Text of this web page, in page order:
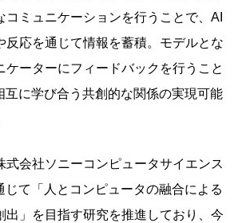
コミュニケーションを行うことで、AI
反応を通じて情報を蓄積。モデルとな
ケーターにフィードバックを行うこと
互に学び合う共創的な関係の実現可能
式会社ソニーコンピュータサイエンス
じて「人とコンピュータの融合による
出」を目指す研究を推進しており、今